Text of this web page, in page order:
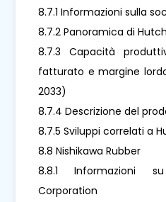
8.7.1 Informazioni sulla
8.7.2 Panoramica di
8.7.3 Capacità
fatturato e margine
2033)
8.7.4 Descrizione del
8.7.5 Sviluppi correlati a
8.8 Nishikawa Rubber
8.8.1 Informazioni
Corporation